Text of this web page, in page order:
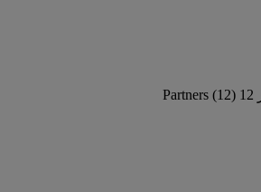
12 Partners
(12)